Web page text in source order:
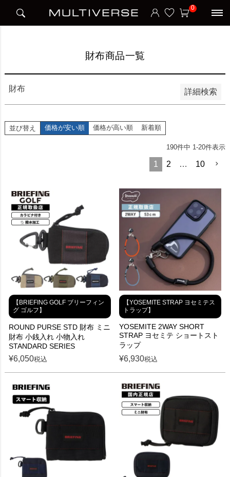
0
財布商品一覧
財布 詳細検索
並び順
新着順
並び替え 価格が安い順 価格が高い順 新着順
190件中 1-20件表示
1 2 … 10
【BRIEFING GOLF ブリーフィン
グ ゴルフ】
ROUND PURSE STD 財布 ミニ
財布 小銭入れ 小物入れ
STANDARD SERIES
¥6,050税込
【YOSEMITE STRAP ヨセミテス
トラップ】
YOSEMITE 2WAY SHORT
STRAP ヨセミテ ショートスト
ラップ
¥6,930税込